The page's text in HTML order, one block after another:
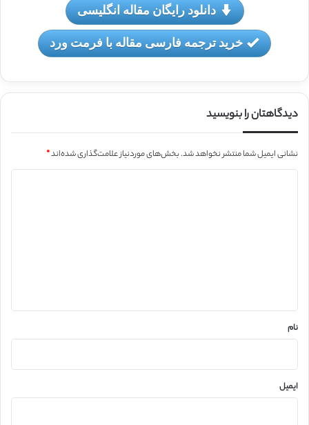
دانلود رایگان مقاله انگلیسی
خرید ترجمه فارسی مقاله با فرمت ورد
دیدگاهتان را بنویسید
نشانی ایمیل شما منتشر نخواهد شد.بخش‌های موردنیاز علامت‌گذاری شده‌اند*
نام
ایمیل